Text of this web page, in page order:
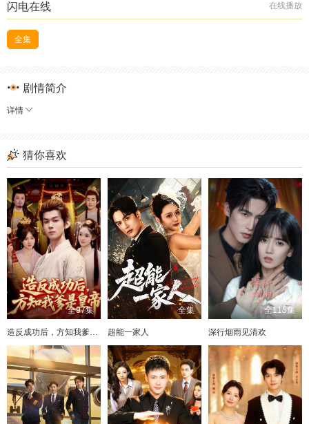
在线播放
闪电在线
全集
剧情简介
详情
猜你喜欢
全97集
造反成功后，方知我爹是皇帝
全集
超能一家人
全115集
深行烟雨见清欢